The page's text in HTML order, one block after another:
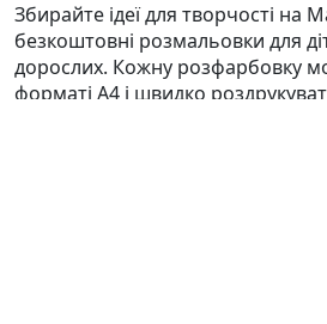
Збирайте ідеї для творчості на
безкоштовні розмальовки для
дорослих. Кожну розфарбовку
форматі А4 і швидко